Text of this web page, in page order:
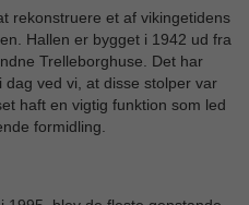
rekonstruere et af vikingetidens
Hallen er bygget i 1942 ud fra
Trelleborghuse. Det har
ved vi, at disse stolper var
haft en vigtig funktion som led
formidling.